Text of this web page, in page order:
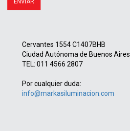
Cervantes 1554 C1407BHB
Ciudad Autónoma de Buenos Aires
TEL: 011 4566 2807
Por cualquier duda:
info@markasiluminacion.com